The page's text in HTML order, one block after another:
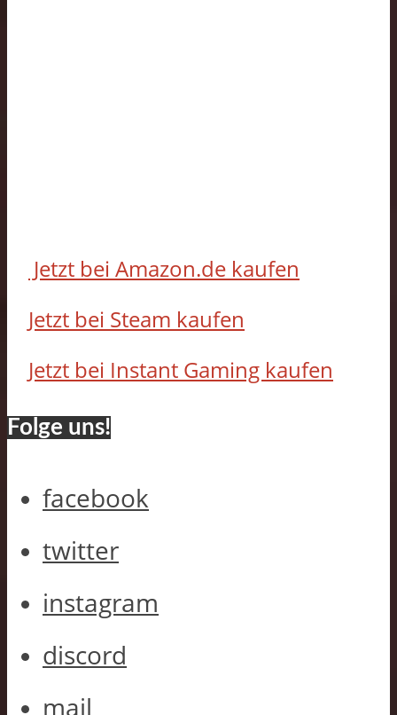
Jetzt bei Amazon.de kaufen
Jetzt bei Steam kaufen
Jetzt bei Instant Gaming kaufen
Folge uns!
facebook
twitter
instagram
discord
mail